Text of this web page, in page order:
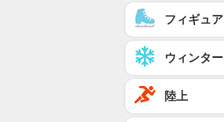
フィギュア
ウィンター
陸上